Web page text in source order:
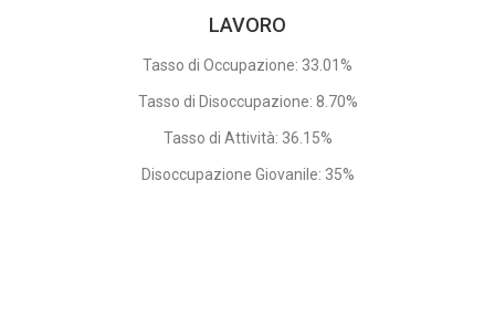
LAVORO
Tasso di Occupazione: 33.01%
Tasso di Disoccupazione: 8.70%
Tasso di Attività: 36.15%
Disoccupazione Giovanile: 35%